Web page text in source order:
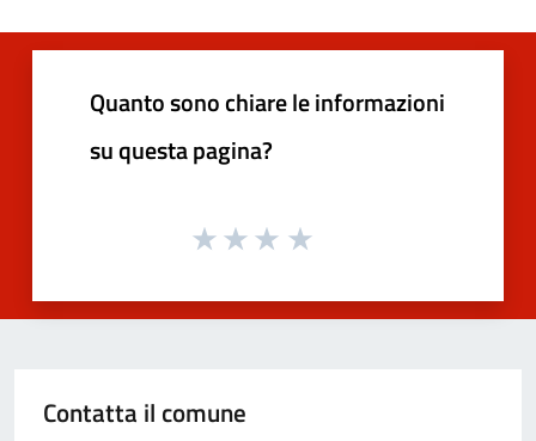
Quanto sono chiare le informazioni
su questa pagina?
Contatta il comune